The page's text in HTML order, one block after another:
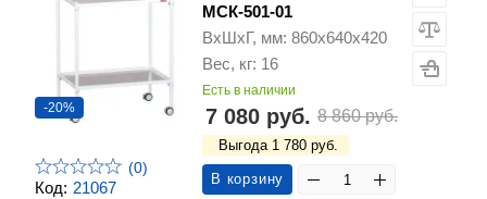
Код: 21067
-20%
(0)
МСК-501-01
ВхШхГ, мм: 860х640х420
Вес, кг: 16
Есть в наличии
7 080 руб. 8 860 руб.
Выгода 1 780 руб.
В корзину